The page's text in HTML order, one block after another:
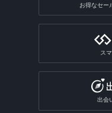
お得なセー
ス
出会